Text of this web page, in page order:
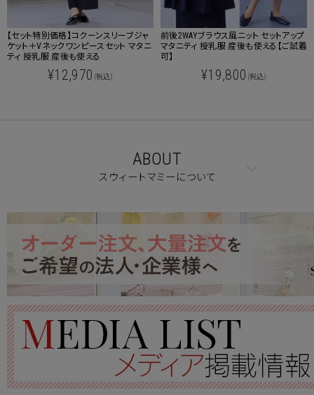
【セット特別価格】コクーンスリーブジャ
ケット＋Vネックワンピースセット マタニ
ティ 授乳服 産後も使える
¥12,970 (税込)
前後2WAYブラウス風ニット セットアップ
マタニティ 授乳服 産後も使える【ご試着
可】
¥19,800 (税込)
ABOUT
スウィートマミーについて